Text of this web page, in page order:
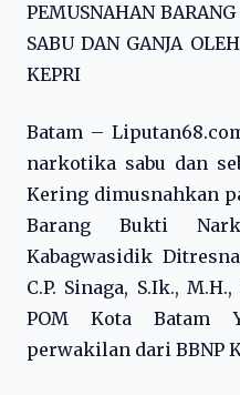
PEMUSNAHAN
SABU DAN GANJA
KEPRI
Batam –
narkotika sabu dan
Kering dimusnahkan
Barang Bukti
Kabagwasidik
C.P. Sinaga, S.Ik.,
POM Kota Batam
perwakilan dari BBNP